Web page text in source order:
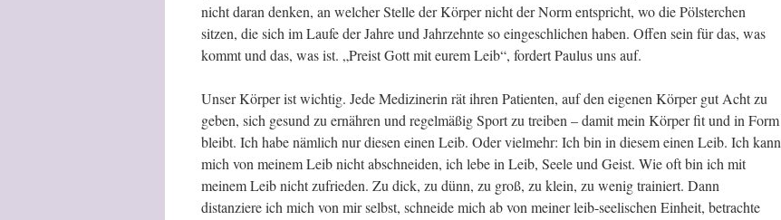
nicht daran denken, an welcher Stelle der Körper nicht der Norm entspricht, wo die Pölsterchen
sitzen, die sich im Laufe der Jahre und Jahrzehnte so eingeschlichen haben. Offen sein für das, was
kommt und das, was ist. „Preist Gott mit eurem Leib“, fordert Paulus uns auf.
Unser Körper ist wichtig. Jede Medizinerin rät ihren Patienten, auf den eigenen Körper gut Acht zu
geben, sich gesund zu ernähren und regelmäßig Sport zu treiben – damit mein Körper fit und in Form
bleibt. Ich habe nämlich nur diesen einen Leib. Oder vielmehr: Ich bin in diesem einen Leib. Ich kann
mich von meinem Leib nicht abschneiden, ich lebe in Leib, Seele und Geist. Wie oft bin ich mit
meinem Leib nicht zufrieden. Zu dick, zu dünn, zu groß, zu klein, zu wenig trainiert. Dann
distanziere ich mich von mir selbst, schneide mich ab von meiner leib-seelischen Einheit, betrachte